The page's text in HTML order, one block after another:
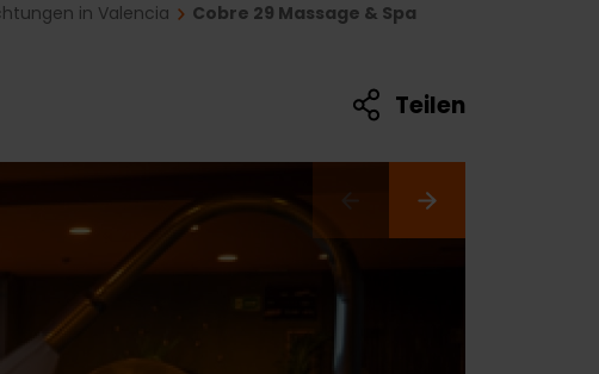
menu
in Valencia Cobre 29 Massage & Spa
Teilen